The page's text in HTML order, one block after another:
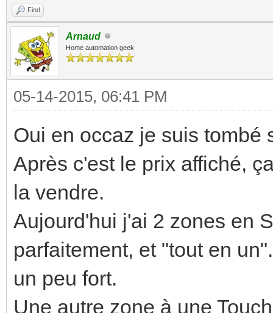
Find
Arnaud
Home automation geek
05-14-2015, 06:41 PM
Oui en occaz je suis tombé
Après c'est le prix affiché,
la vendre.
Aujourd'hui j'ai 2 zones en
parfaitement, et "tout en
un peu fort.
Une autre zone à une